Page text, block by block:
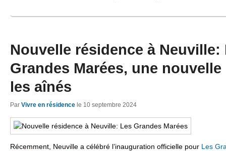
Nouvelle résidence à Neuville:
Grandes Marées, une
les aînés
Par Vivre en résidence le 10 septembre 2024
Récemment, Neuville a célébré l’inauguration officielle pour Les